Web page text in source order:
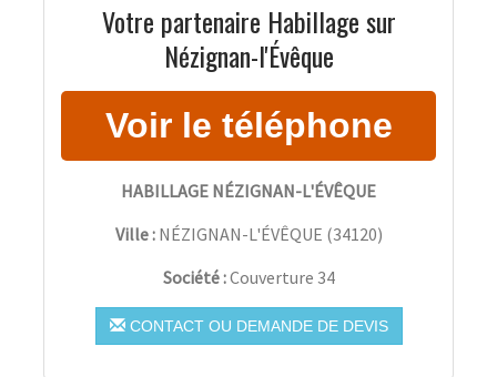
Votre partenaire Habillage sur
Nézignan-l'Évêque
HABILLAGE NÉZIGNAN-L'ÉVÊQUE
Ville : NÉZIGNAN-L'ÉVÊQUE (34120)
Société :Couverture 34
CONTACT OU DEMANDE DE DEVIS